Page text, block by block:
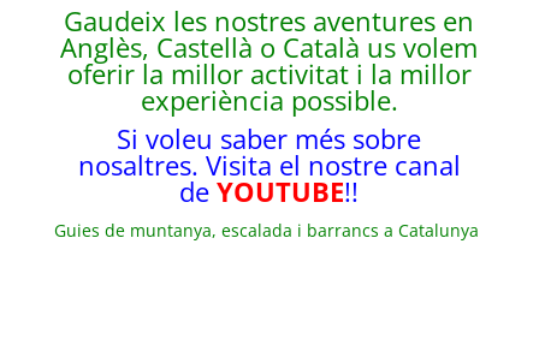
Gaudeix les nostres aventures en
Anglès, Castellà o Català us volem
oferir la millor activitat i la millor
experiència possible.
Si voleu saber més sobre
nosaltres. Visita el nostre canal
de YOUTUBE!!
Guies de muntanya, escalada i barrancs a Catalunya